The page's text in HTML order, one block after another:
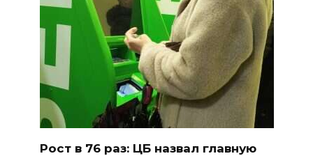
Рост в 76 раз: ЦБ назвал главную